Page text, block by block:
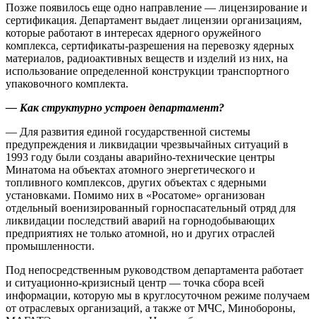
Позже появилось еще одно направление — ​лицензирование и
сертификация. Департамент выдает лицензии организациям,
которые работают в интересах ядерного оружейного
комплекса, сертификаты-разрешения на перевозку ядерных
материалов, радиоактивных веществ и изделий из них, на
использование определенной конструкции транспортного
упаковочного комплекта.
— Как структурно устроен департамент?
— Для развития единой государственной системы
предупреждения и ликвидации чрезвычайных ситуаций в
1993 году были созданы аварийно-технические центры
Минатома на объектах атомного энергетического и
топливного комплексов, других объектах с ядерными
установками. Помимо них в «Росатоме» организован
отдельный военизированный горноспасательный отряд для
ликвидации последствий аварий на горнодобывающих
предприятиях не только атомной, но и других отраслей
промышленности.
Под непосредственным руководством департамента работает
и ситуационно-кризисный центр — ​точка сбора всей
информации, которую мы в круглосуточном режиме получаем
от отраслевых организаций, а также от МЧС, Минобороны,